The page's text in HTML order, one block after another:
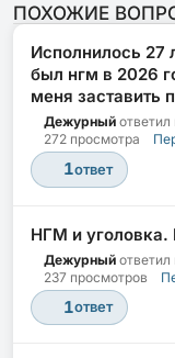
ПОХОЖИЕ
Исполнилось 27
был нгм в 2026
меня заставить
Дежурный ответил
272 просмотра
1ответ
НГМ и уголовка.
Дежурный ответил
237 просмотров
1ответ